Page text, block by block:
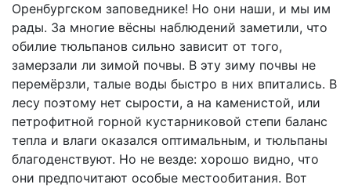
Оренбургском заповеднике! Но они наши, и мы им
рады. За многие вёсны наблюдений заметили, что
обилие тюльпанов сильно зависит от того,
замерзали ли зимой почвы. В эту зиму почвы не
перемёрзли, талые воды быстро в них впитались. В
лесу поэтому нет сырости, а на каменистой, или
петрофитной горной кустарниковой степи баланс
тепла и влаги оказался оптимальным, и тюльпаны
благоденствуют. Но не везде: хорошо видно, что
они предпочитают особые местообитания. Вот